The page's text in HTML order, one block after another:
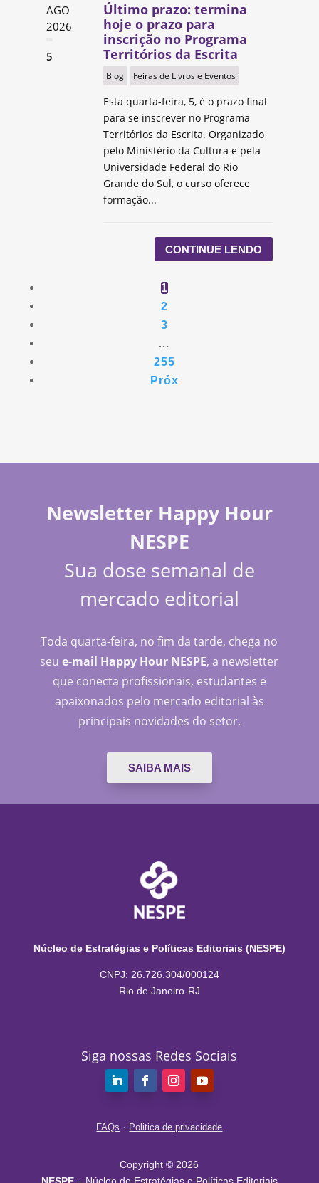
AGO
2026
5
Último prazo: termina
hoje o prazo para
inscrição no Programa
Territórios da Escrita
Blog Feiras de Livros e Eventos
Esta quarta-feira, 5, é o prazo final
para se inscrever no Programa
Territórios da Escrita. Organizado
pelo Ministério da Cultura e pela
Universidade Federal do Rio
Grande do Sul, o curso oferece
formação...
CONTINUE LENDO
1
2
3
…
255
Próx
Newsletter Happy Hour
NESPE
Sua dose semanal de
mercado editorial
Toda quarta-feira, no fim da tarde, chega no
seue-mail Happy Hour NESPE, a newsletter
que conecta profissionais, estudantes e
apaixonados pelo mercado editorial às
principais novidades do setor.
SAIBA MAIS
Núcleo de Estratégias e Políticas Editoriais (NESPE)
CNPJ: 26.726.304/000124
Rio de Janeiro-RJ
Siga nossas Redes Sociais
FAQs · Politica de privacidade
Copyright © 2026